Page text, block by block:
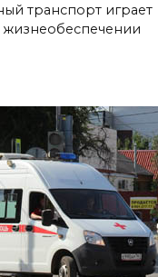
транспорт играет